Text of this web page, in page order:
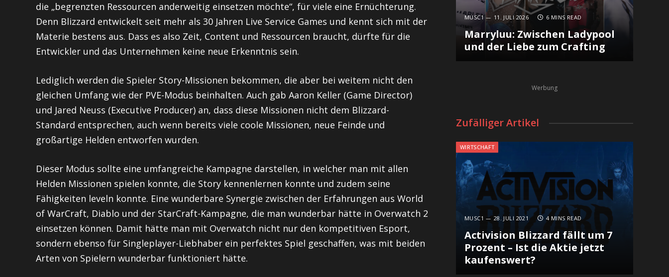
die „begrenzten Ressourcen anderweitig einsetzen möchte“, für viele eine Ernüchterung.
Denn Blizzard entwickelt seit mehr als 30 Jahren Live Service Games und kennt sich mit der
Materie bestens aus. Dass es also Zeit, Content und Ressourcen braucht, dürfte für die
Entwickler und das Unternehmen keine neue Erkenntnis sein.
Lediglich werden die Spieler Story-Missionen bekommen, die aber bei weitem nicht den
gleichen Umfang wie der PVE-Modus beinhalten. Auch gab Aaron Keller (Game Director)
und Jared Neuss (Executive Producer) an, dass diese Missionen nicht dem Blizzard-
Standard entsprechen, auch wenn bereits viele coole Missionen, neue Feinde und
großartige Helden entworfen wurden.
Dieser Modus sollte eine umfangreiche Kampagne darstellen, in welcher man mit allen
Helden Missionen spielen konnte, die Story kennenlernen konnte und zudem seine
Fähigkeiten leveln konnte. Eine wunderbare Synergie zwischen der Erfahrungen aus World
of WarCraft, Diablo und der StarCraft-Kampagne, die man wunderbar hätte in Overwatch 2
einsetzen können. Damit hätte man mit Overwatch nicht nur den kompetitiven Esport,
sondern ebenso für Singleplayer-Liebhaber ein perfektes Spiel geschaffen, was mit beiden
Arten von Spielern wunderbar funktioniert hätte.
MUSC1 11. JULI 2026 6 MINS READ
Marryluu: Zwischen Ladypool
und der Liebe zum Crafting
Werbung
Zufälliger Artikel
WIRTSCHAFT
MUSC1 28. JULI 2021 4 MINS READ
Activision Blizzard fällt um 7
Prozent – Ist die Aktie jetzt
kaufenswert?